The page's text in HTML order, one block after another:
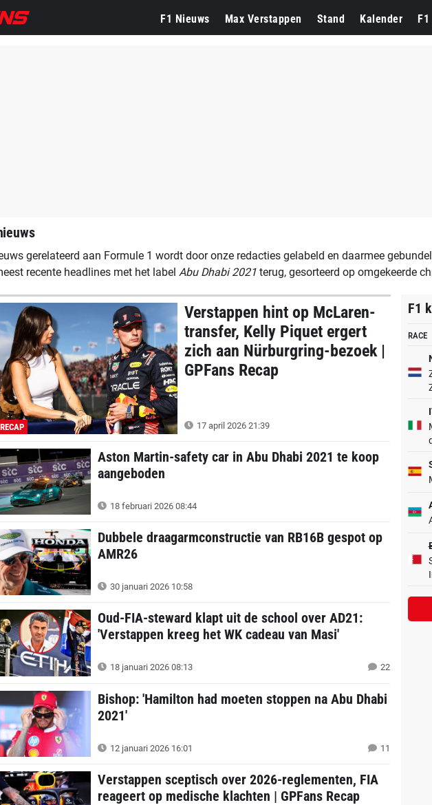
F1 Nieuws Max Verstappen Stand Kalender
F1 Dutch Grand Prix
gerelateerd aan Formule 1 wordt door onze redacties gelabeld en daarmee
recente headlines met het label Abu Dhabi 2021terug, gesorteerd op omgekeerde
RECAP
Verstappen hint op McLaren-
transfer, Kelly Piquet ergert
zich aan Nürburgring-bezoek |
GPFans Recap
17 april 2026 21:39
Aston Martin-safety car in Abu Dhabi 2021 te koop
aangeboden
18 februari 2026 08:44
Dubbele draagarmconstructie van RB16B gespot op
AMR26
30 januari 2026 10:58
Oud-FIA-steward klapt uit de school over AD21:
'Verstappen kreeg het WK cadeau van Masi'
18 januari 2026 08:13 22
Bishop: 'Hamilton had moeten stoppen na Abu Dhabi
2021'
12 januari 2026 16:01 11
Verstappen sceptisch over 2026-reglementen, FIA
reageert op medische klachten | GPFans Recap
F1
RACE